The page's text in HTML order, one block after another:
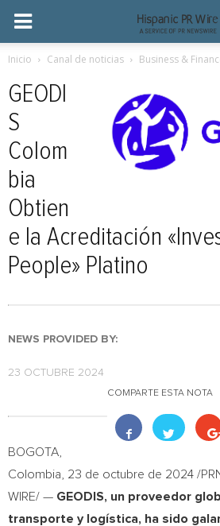
Inicio Canal de noticias Business &
GEODI
S
Colom
bia
Obtien
e la Acreditación
People» Platino
NEWS PROVIDED BY:
23 OCTUBRE 2024
COMPARTE ESTA NOTA
BOGOTA,
Colombia
23 de octubre de 2024 /
WIRE/ — GEODIS, un proveedor
transporte y logística, ha sido